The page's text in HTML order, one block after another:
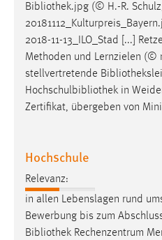
Bibliothek.jpg (© H.-R.
2018-11-13_ILO_Stad [...]
Methoden und Lernzielen (©
stellvertretende
Hochschulbibliothek in
Zertifikat, übergeben von
Hochschule
Relevanz:
in allen Lebenslagen rund
Bewerbung bis zum
Bibliothek Rechenzentrum